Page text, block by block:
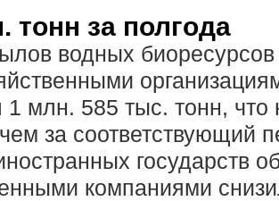
тонн за полгода
водных биоресурсов
1 млн. 585 тыс. тонн, что
за соответствующий
государств
компаниями